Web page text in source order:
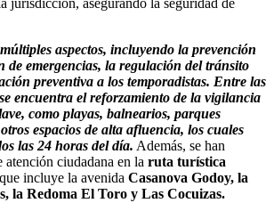
jurisdicción, asegurando la seguridad de
aspectos, incluyendo la prevención
de emergencias, la regulación del tránsito
preventiva a los temporadistas. Entre las
encuentra el reforzamiento de la vigilancia
como playas, balnearios, parques
espacios de alta afluencia, los cuales
las 24 horas del día. Además, se han
atención ciudadana en la ruta turística
incluye la avenida Casanova Godoy, la
la Redoma El Toro y Las Cocuizas.